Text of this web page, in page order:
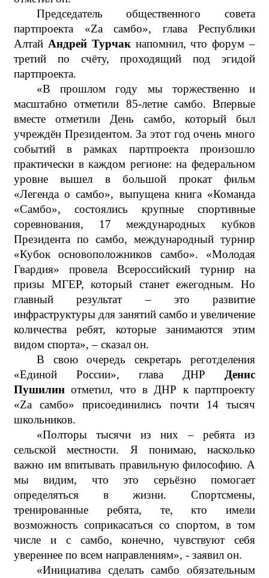
Председатель общественного совета
партпроекта «Zа самбо», глава Республики
Алтай Андрей Турчакнапомнил, что форум –
третий по счёту, проходящий под эгидой
партпроекта.
«В прошлом году мы торжественно и
масштабно отметили 85-летие самбо. Впервые
вместе отметили День самбо, который был
учреждён Президентом. За этот год очень много
событий в рамках партпроекта произошло
практически в каждом регионе: на федеральном
уровне вышел в большой прокат фильм
«Легенда о самбо», выпущена книга «Команда
«Самбо», состоялись крупные спортивные
соревнования, 17 международных кубков
Президента по самбо, международный турнир
«Кубок основоположников самбо». «Молодая
Гвардия» провела Всероссийский турнир на
призы МГЕР, который станет ежегодным. Но
главный результат – это развитие
инфраструктуры для занятий самбо и увеличение
количества ребят, которые занимаются этим
видом спорта», – сказал он.
В свою очередь секретарь реготделения
«Единой России», глава ДНР Денис
Пушилин отметил, что в ДНР к партпроекту
«Zа самбо» присоединились почти 14 тысяч
школьников.
«Полторы тысячи из них – ребята из
сельской местности. Я понимаю, насколько
важно им впитывать правильную философию. А
мы видим, что это серьёзно помогает
определяться в жизни. Спортсмены,
тренированные ребята, те, кто имели
возможность соприкасаться со спортом, в том
числе и с самбо, конечно, чувствуют себя
увереннее по всем направлениям», - заявил он.
«Инициатива сделать самбо обязательным